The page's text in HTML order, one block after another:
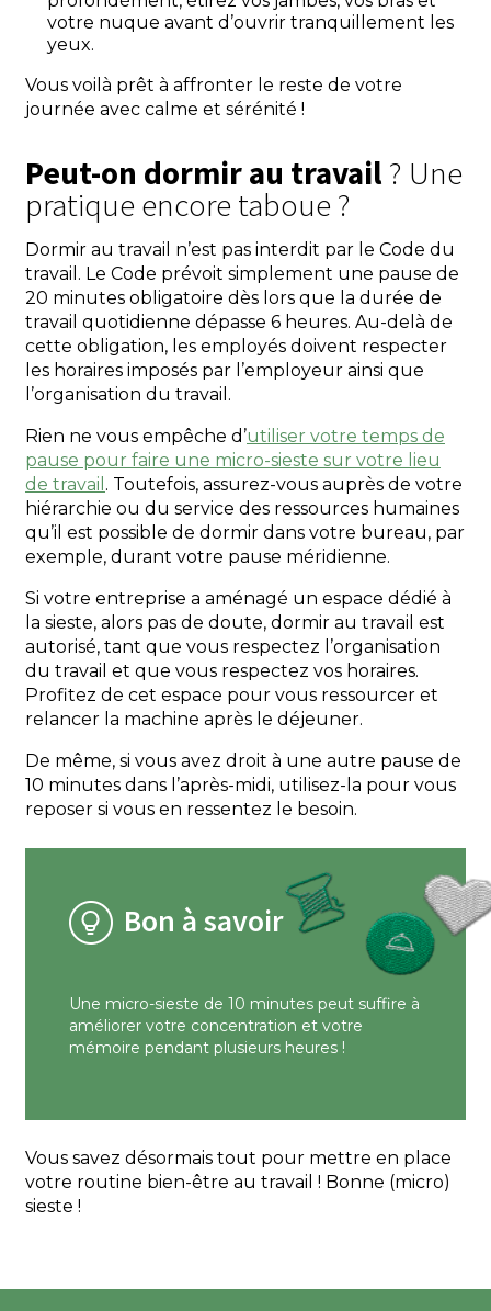
votre nuque avant d’ouvrir tranquillement les
yeux.
Vous voilà prêt à affronter le reste de votre
journée avec calme et sérénité !
Peut-on dormir au travail ? Une
pratique encore taboue ?
Dormir au travail n’est pas interdit par le Code du
travail. Le Code prévoit simplement une pause de
20 minutes obligatoire dès lors que la durée de
travail quotidienne dépasse 6 heures. Au-delà de
cette obligation, les employés doivent respecter
les horaires imposés par l’employeur ainsi que
l’organisation du travail.
Rien ne vous empêche d’utiliser votre temps de
pause pour faire une micro-sieste sur votre lieu
de travail . Toutefois, assurez-vous auprès de votre
hiérarchie ou du service des ressources humaines
qu’il est possible de dormir dans votre bureau, par
exemple, durant votre pause méridienne.
Si votre entreprise a aménagé un espace dédié à
la sieste, alors pas de doute, dormir au travail est
autorisé, tant que vous respectez l’organisation
du travail et que vous respectez vos horaires.
Profitez de cet espace pour vous ressourcer et
relancer la machine après le déjeuner.
De même, si vous avez droit à une autre pause de
10 minutes dans l’après-midi, utilisez-la pour vous
reposer si vous en ressentez le besoin.
Bon à savoir
Une micro-sieste de 10 minutes peut suffire à
améliorer votre concentration et votre
mémoire pendant plusieurs heures !
Vous savez désormais tout pour mettre en place
votre routine bien-être au travail ! Bonne (micro)
sieste !